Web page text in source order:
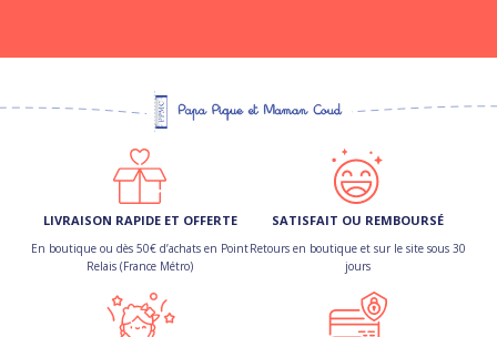
LIVRAISON RAPIDE ET OFFERTE
En boutique ou dès 50€ d’achats en Point
Relais (France Métro)
SATISFAIT OU REMBOURSÉ
Retours en boutique et sur le site sous 30
jours